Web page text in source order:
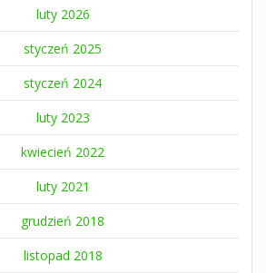
luty 2026
styczeń 2025
styczeń 2024
luty 2023
kwiecień 2022
luty 2021
grudzień 2018
listopad 2018